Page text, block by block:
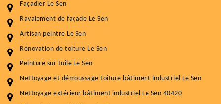
Façadier Le Sen
Ravalement de façade Le Sen
Artisan peintre Le Sen
Rénovation de toiture Le Sen
Peinture sur tuile Le Sen
Nettoyage et démoussage toiture bâtiment industriel Le Sen
Nettoyage extérieur bâtiment industriel Le Sen 40420
Entretenir votre toiture, c'est préserver sa
Plus de 15 ans d'expérience en couverture et facade
Service
Nettoyageb toiture